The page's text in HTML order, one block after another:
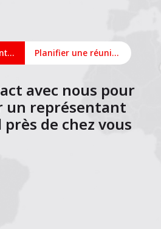
Formulaire de contact Planifier une réunion en ligne
avec nous pour
un représentant
de chez vous